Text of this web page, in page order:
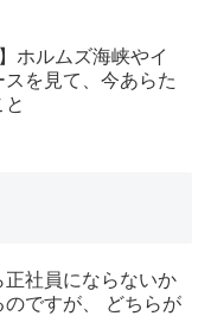
ホルムズ海峡やイ
を見て、今あらた
社員にならないか
のですが、 どちらが